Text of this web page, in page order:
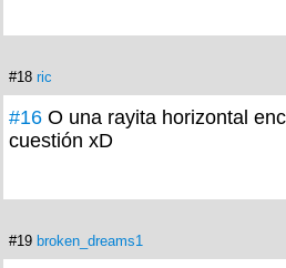
#18 ric
#16 O una rayita horizontal
cuestión xD
#19 broken_dreams1